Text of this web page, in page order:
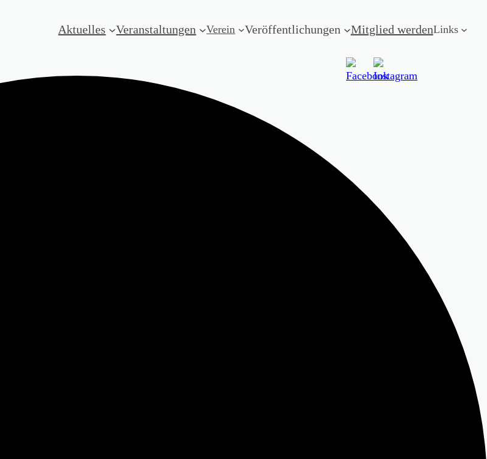
Aktuelles Veranstaltungen Verein Veröffentlichungen Mitglied werdenLinks